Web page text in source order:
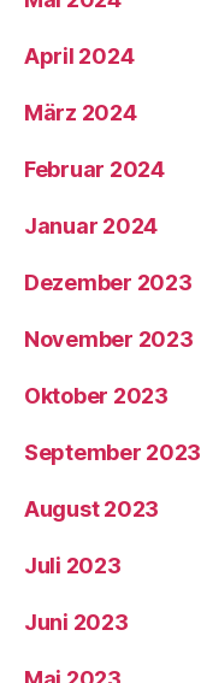
April 2024
März 2024
Februar 2024
Januar 2024
Dezember 2023
November 2023
Oktober 2023
September 2023
August 2023
Juli 2023
Juni 2023